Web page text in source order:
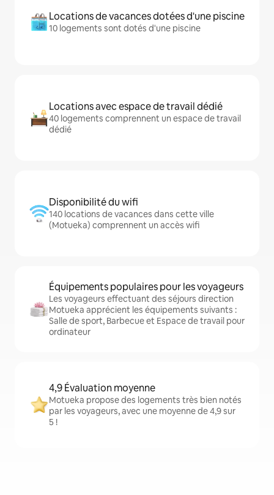
Locations de vacances dotées d'une piscine
10 logements sont dotés d'une piscine
Locations avec espace de travail dédié
40 logements comprennent un espace de travail
dédié
Disponibilité du wifi
140 locations de vacances dans cette ville
(Motueka) comprennent un accès wifi
Équipements populaires pour les voyageurs
Les voyageurs effectuant des séjours direction
Motueka apprécient les équipements suivants :
Salle de sport, Barbecue et Espace de travail pour
ordinateur
4,9 Évaluation moyenne
Motueka propose des logements très bien notés
par les voyageurs, avec une moyenne de 4,9 sur
5 !